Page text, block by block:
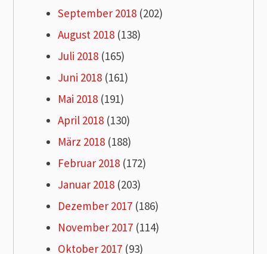
September 2018 (202)
August 2018 (138)
Juli 2018 (165)
Juni 2018 (161)
Mai 2018 (191)
April 2018 (130)
März 2018 (188)
Februar 2018 (172)
Januar 2018 (203)
Dezember 2017 (186)
November 2017 (114)
Oktober 2017 (93)